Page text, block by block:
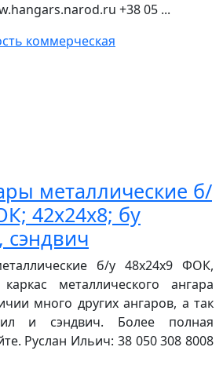
+38 05 ...
коммерческая
металлические б/
42х24х8; бу
сэндвич
б/у 48х24х9 ФОК,
металлического ангара
много других ангаров, а так
и сэндвич. Более полная
Руслан Ильич: 38 050 308 8008